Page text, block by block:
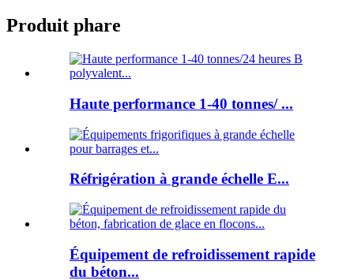
Produit phare
Haute performance 1-40 tonnes/ ...
Réfrigération à grande échelle E...
Équipement de refroidissement rapide
du béton...